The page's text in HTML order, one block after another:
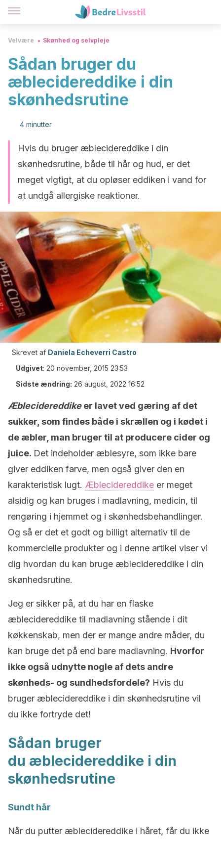
Velvære Skønhed og selvpleje
Sådan bruger du
æblecidereddike i din
skønhedsrutine
4 minutter
Hvis du bruger æblecidereddike i din
skønhedsrutine, både til hår og hud, er det
meget vigtigt, at du opløser eddiken i vand for
at undgå allergiske reaktioner.
Skrevet af Daniela Echeverri Castro
Udgivet: 20 november, 2015 23:53
Sidste ændring: 26 august, 2022 16:52
Æblecidereddikeer lavet ved gæring af det
sukker, som findes både i skrællen og i kødet i
de æbler, man bruger til at producere cider og
juice. Det indeholder æblesyre, som ikke bare
giver eddiken farve, men også giver den en
karakteristisk lugt. Æblecidereddike er meget
alsidig og kan bruges i madlavning, medicin, til
rengøring i hjemmet og i skønhedsbehandlinger.
Og så er det et godt og billigt alternativ til de
kommercielle produkter og i denne artikel viser vi
dig hvordan du kan bruge æblecidereddike i din
skønhedsrutine.
Jeg er sikker på, at du har en flaske
æblecidereddike til madlavning stående i dit
køkkenskab, men der er mange andre måder, du
kan bruge det på end bare madlavning. Hvorfor
ikke også udnytte nogle af dets andre
skønheds- og sundhedsfordele? Hvis du
bruger æblecidereddike i din skønhedsrutine vil
du ikke fortryde det!
Sådan bruger
du æblecidereddike i din
skønhedsrutine
Sundt hår
Når du putter æblecidereddike i håret, får du ikke